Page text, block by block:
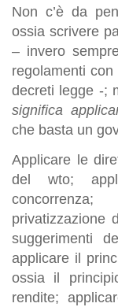
Non c’è da
ossia scrivere
– invero
regolamenti
decreti legge -;
significa
che basta un
Applicare le
del wto;
privatizzazione
suggerimenti
applicare il
ossia il
rendite;